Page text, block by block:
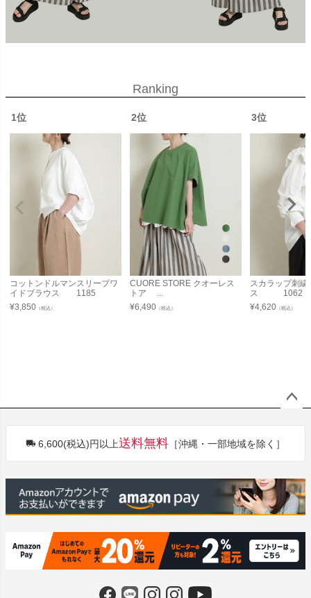
Ranking
1位
コットンドルマンスリーブワ
イドブラウス 1185
¥3,850 （税込）
2位
CUORE STORE クオーレス
トア ...
¥6,490 （税込）
3位
スカラップ刺
ス 1062
¥4,620 （税込）
へ
6,600(税込)円以上送料無料 ［沖縄・一部地域を除く］